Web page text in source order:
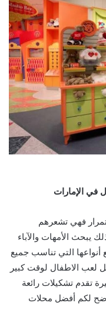
فهي تشعرهم
يبحث الأمهات والآباء
التي تناسب جميع
لعب الاطفال لوقت كبير
تقدم تشكيلات رائعة
لكم أفضل محلات